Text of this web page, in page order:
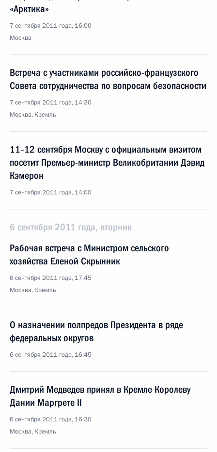
«Арктика»
7 сентября 2011 года, 16:00
Москва
Встреча с участниками российско-французского
Совета сотрудничества по вопросам безопасности
7 сентября 2011 года, 14:30
Москва, Кремль
11–12 сентября Москву с официальным визитом
посетит Премьер-министр Великобритании Дэвид
Кэмерон
7 сентября 2011 года, 14:00
6 сентября 2011 года, вторник
Рабочая встреча с Министром сельского
хозяйства Еленой Скрынник
6 сентября 2011 года, 17:45
Москва, Кремль
О назначении полпредов Президента в ряде
федеральных округов
6 сентября 2011 года, 16:45
Дмитрий Медведев принял в Кремле Королеву
Дании Маргрете II
6 сентября 2011 года, 16:30
Москва, Кремль